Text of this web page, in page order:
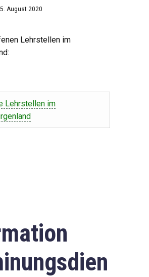
August 2020
Lehrstellen im
Lehrstellen im